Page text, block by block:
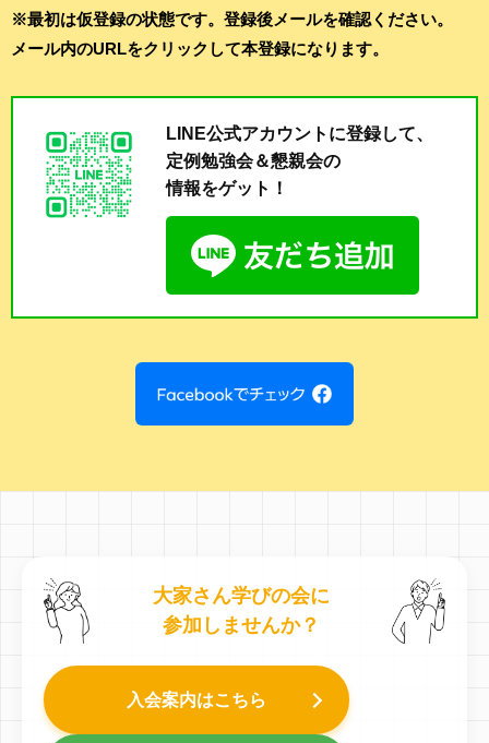
※最初は仮登録の状態です。登録後メールを確認ください。
メール内のURLをクリックして本登録になります。
LINE公式アカウントに登録して、
定例勉強会＆懇親会の
情報をゲット！
大家さん学びの会に
参加しませんか？
入会案内はこちら